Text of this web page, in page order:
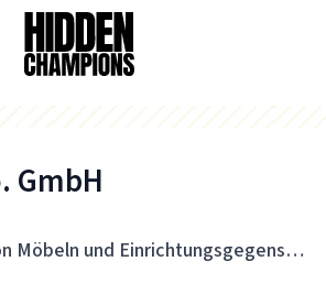
GmbH
Herstellung von Möbeln und Einrichtungsgegenständen